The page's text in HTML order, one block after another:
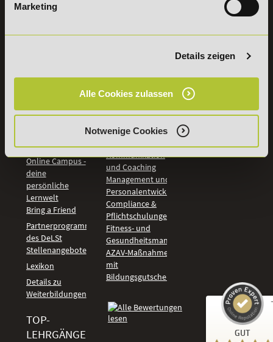
Marketing
Details zeigen
Alle Cookies zulassen
Notwenige Cookies
INFORMATIONEN
DeLSt
Studieninfos
Fördermöglichkeiten
Bildungsgutschein
Check
Online Campus -
deine
persönliche
Lernwelt
Bring a Friend
Partnerprogramm
des DeLSt
Stellenangebote
Lexikon
Details zu
Weiterbildungen
TOP-
LEHRGÄNGE
IHK-
Digitales Lernen
Intelligenz
Marketing und
Kommunikation
und Coaching
Management und
Personalentwicklung
Compliance &
Pflichtschulungen
Fitness- und
Gesundheitsmanagement
AZAV-Maßnahmen
mit
Bildungsgutschein
GUT
Kundenbewertungen und Erfahrungen zu
DeLSt - Deutsches eLearning Studieninstitut